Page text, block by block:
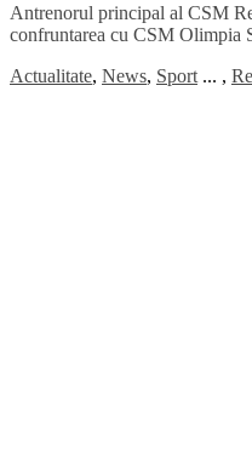
Antrenorul principal al CSM
confruntarea cu CSM Olimpia
Actualitate, News, Sport ... ,